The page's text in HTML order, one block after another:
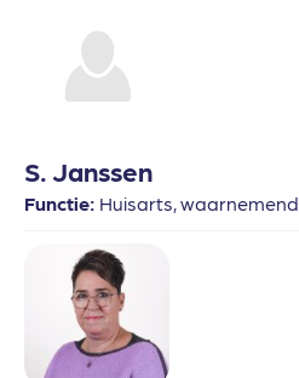
S. Janssen
Functie: Huisarts, waarnemend